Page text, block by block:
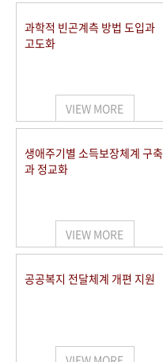
과학적 빈곤계측 방법 도입과
고도화
VIEW MORE
생애주기별 소득보장체계 구축
과 정교화
VIEW MORE
공공복지 전달체계 개편 지원